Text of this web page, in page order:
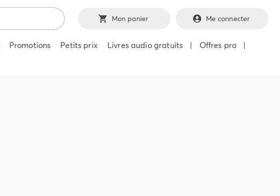
Mon panier Me connecter
Promotions Petits prix Livres audio gratuits | Offres pro
|